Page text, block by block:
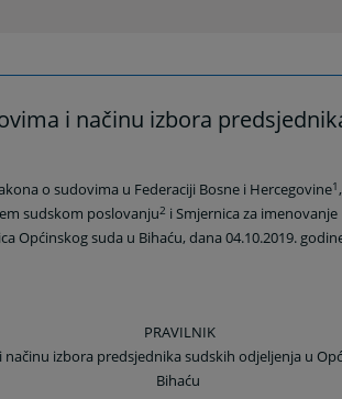
i načinu izbora
o sudovima u Federaciji Bosne i Hercegovine1
sudskom poslovanju2 i Smjernica za
Općinskog suda u Bihaću, dana 04.10.2019.
PRAVILNIK
i načinu izbora predsjednika sudskih odjeljenja u
Bihaću